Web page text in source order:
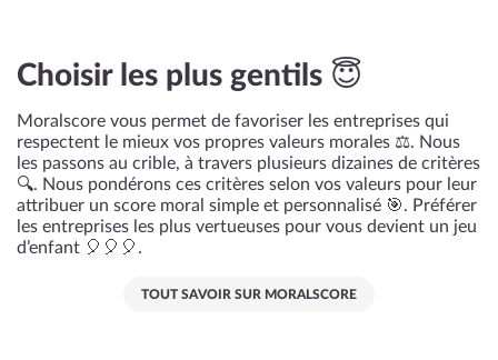
Choisir les plus gentils 😇
Moralscore vous permet de favoriser les entreprises qui
respectent le mieux vos propres valeurs morales ⚖️. Nous
les passons au crible, à travers plusieurs dizaines de critères
🔍. Nous pondérons ces critères selon vos valeurs pour leur
attribuer un score moral simple et personnalisé 🎯. Préférer
les entreprises les plus vertueuses pour vous devient un jeu
d’enfant 🎈🎈🎈.
TOUT SAVOIR SUR MORALSCORE